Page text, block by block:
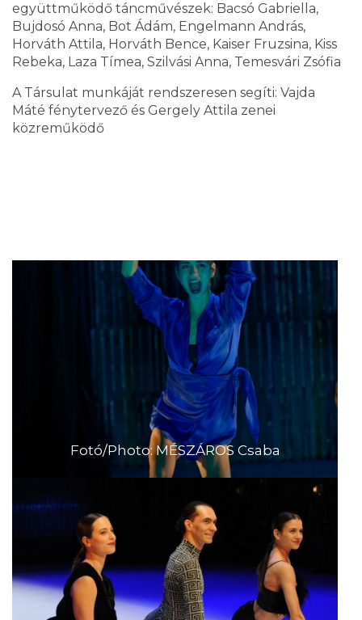
együttműködő táncművészek: Bacsó Gabriella,
Bujdosó Anna, Bot Ádám, Engelmann András,
Horváth Attila, Horváth Bence, Kaiser Fruzsina, Kiss
Rebeka, Laza Tímea, Szilvási Anna, Temesvári Zsófia
A Társulat munkáját rendszeresen segíti: Vajda
Máté fénytervező és Gergely Attila zenei
közreműködő
Fotó/Photo: MÉSZÁROS Csaba